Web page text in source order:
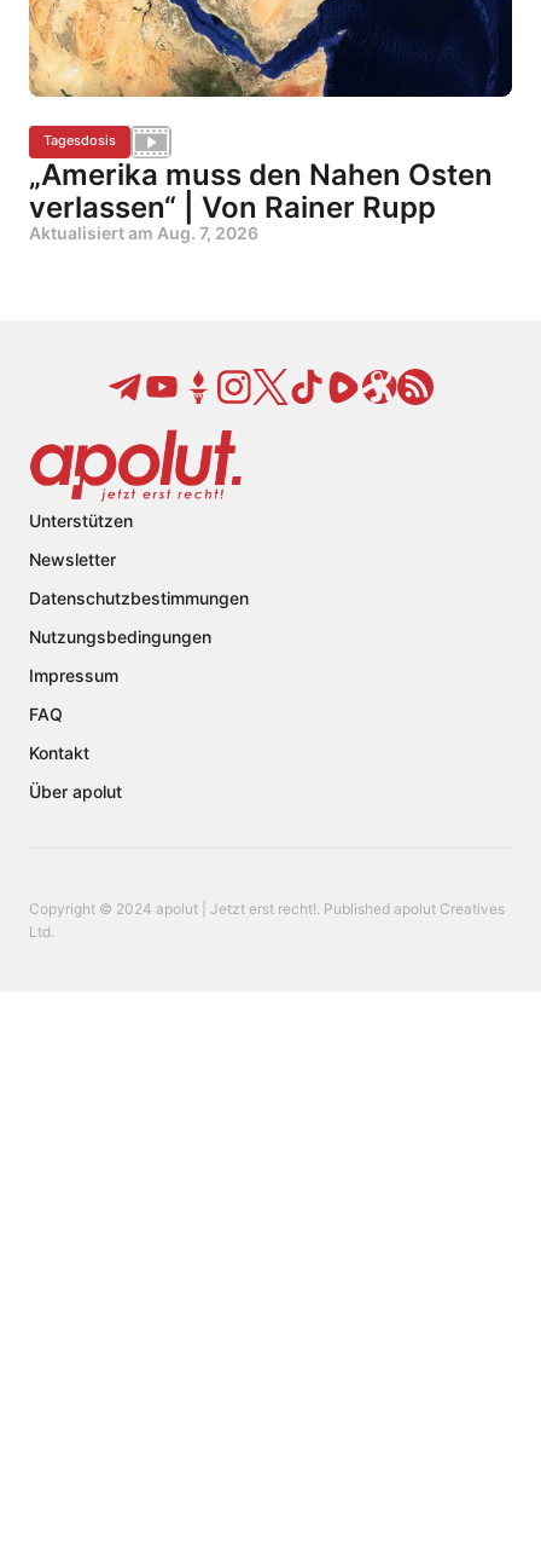
Tagesdosis
„Amerika muss den Nahen Osten
verlassen“ | Von Rainer Rupp
Aktualisiert am Aug. 7, 2026
Unterstützen
Newsletter
Datenschutzbestimmungen
Nutzungsbedingungen
Impressum
FAQ
Kontakt
Über apolut
Copyright © 2024 apolut | Jetzt erst recht!. Published apolut Creatives
Ltd.